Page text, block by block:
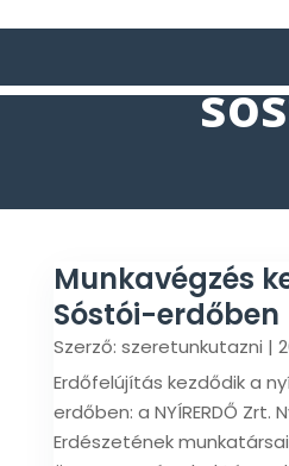
Munkavégzés
Sóstói-erdőben
Szerző: szeretunkutazni |
Erdőfelújítás kezdődik a
erdőben: a NYÍRERDŐ Zrt.
Erdészetének